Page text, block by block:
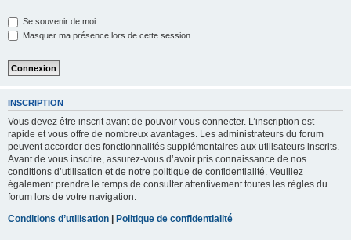
Se souvenir de moi
Masquer ma présence lors de cette session
INSCRIPTION
Vous devez être inscrit avant de pouvoir vous connecter. L’inscription est
rapide et vous offre de nombreux avantages. Les administrateurs du forum
peuvent accorder des fonctionnalités supplémentaires aux utilisateurs inscrits.
Avant de vous inscrire, assurez-vous d’avoir pris connaissance de nos
conditions d’utilisation et de notre politique de confidentialité. Veuillez
également prendre le temps de consulter attentivement toutes les règles du
forum lors de votre navigation.
Conditions d’utilisation | Politique de confidentialité